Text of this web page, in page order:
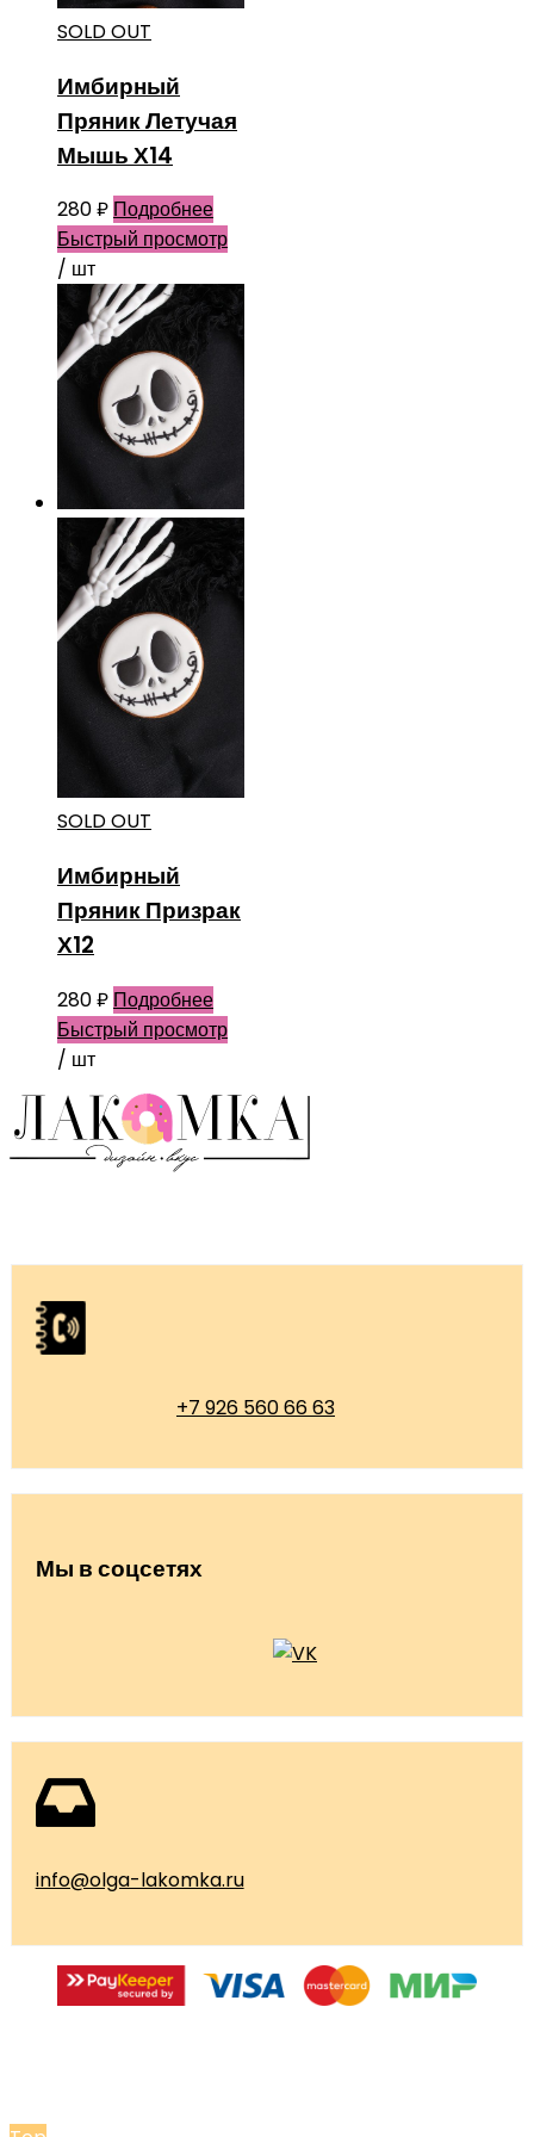
SOLD OUT
Имбирный
Пряник Летучая
Мышь Х14
280₽ Подробнее
Быстрый просмотр
/ шт
SOLD OUT
Имбирный
Пряник Призрак
Х12
280₽ Подробнее
Быстрый просмотр
/ шт
+7 926 560 66 63
Мы в соцсетях
info@olga-lakomka.ru